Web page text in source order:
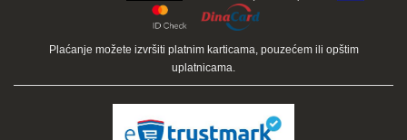
Plaćanje je moguće karticama unapred, a vaša rezervacija se
Plaćanje možete izvršiti platnim karticama, pouzećem ili opštim
uplatnicama.